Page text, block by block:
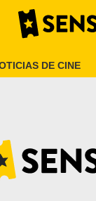
DE CINE